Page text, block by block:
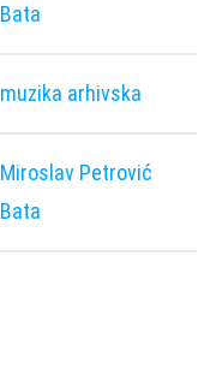
Bata
muzika arhivska
Miroslav Petrović
Bata